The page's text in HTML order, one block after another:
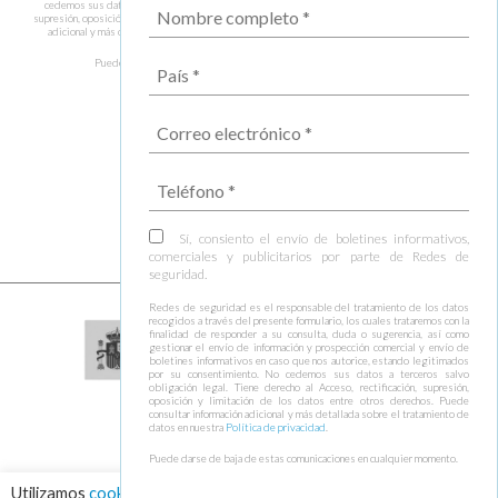
cedemos sus datos a terceros salvo obligación legal. Tiene derecho al Acceso, rectificación,
supresión, oposición y limitación de los datos entre otros derechos. Puede consultar información
adicional y más detallada sobre el tratamiento de datos en nuestra
Puede darse de baja de estas comunicaciones en cualquier momento.
Utilizamos cookies
Sí, consiento el envío de boletines informativos,
comerciales y publicitarios por parte de Redes de
seguridad.
Redes de seguridad es el responsable del tratamiento de los datos
recogidos a través del presente formulario, los cuales trataremos con la
finalidad de responder a su consulta, duda o sugerencia, así como
gestionar el envío de información y prospección comercial y envío de
boletines informativos en caso que nos autorice, estando legitimados
por su consentimiento. No cedemos sus datos a terceros salvo
obligación legal. Tiene derecho al Acceso, rectificación, supresión,
oposición y limitación de los datos entre otros derechos. Puede
consultar información adicional y más detallada sobre el tratamiento de
datos en nuestra Política de privacidad
Puede darse de baja de estas comunicaciones en cualquier momento.